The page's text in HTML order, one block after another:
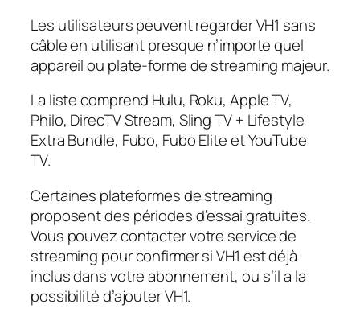
Les utilisateurs peuvent regarder VH1 sans
câble en utilisant presque n’importe quel
appareil ou plate-forme de streaming majeur.
La liste comprend Hulu, Roku, Apple TV,
Philo, DirecTV Stream, Sling TV + Lifestyle
Extra Bundle, Fubo, Fubo Elite et YouTube
TV.
Certaines plateformes de streaming
proposent des périodes d’essai gratuites.
Vous pouvez contacter votre service de
streaming pour confirmer si VH1 est déjà
inclus dans votre abonnement, ou s’il a la
possibilité d’ajouter VH1.